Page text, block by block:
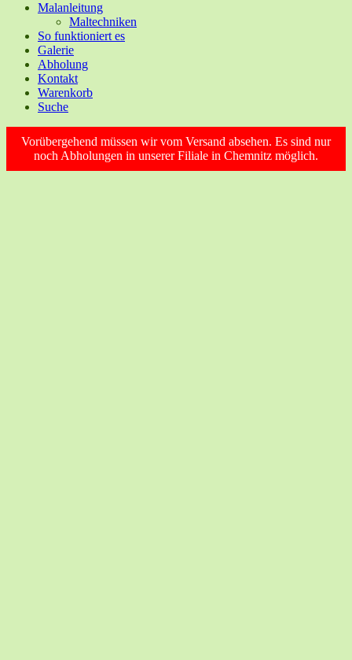
Malanleitung
Maltechniken
So funktioniert es
Galerie
Abholung
Kontakt
Warenkorb
Suche
Vorübergehend müssen wir vom Versand absehen. Es sind nur
noch Abholungen in unserer Filiale in Chemnitz möglich.